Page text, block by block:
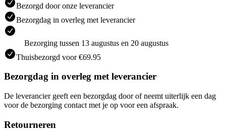
Bezorgd door onze leverancier
Bezorgdag in overleg met leverancier
Bezorging tussen 13 augustus en 20 augustus
Thuisbezorgd voor €69.95
Bezorgdag in overleg met leverancier
De leverancier geeft een bezorgdag door of neemt uiterlijk een dag
voor de bezorging contact met je op voor een afspraak.
Retourneren